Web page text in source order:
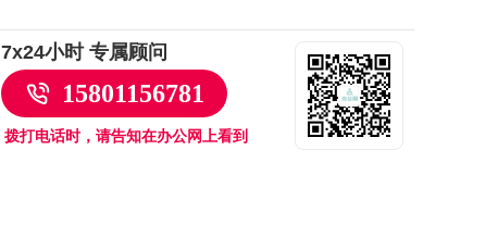
7x24小时 专属顾问
15801156781
拨打电话时，请告知在办公网上看到